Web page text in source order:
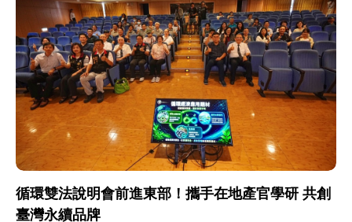
循環雙法說明會前進東部！攜手在地產官學研 共創
臺灣永續品牌